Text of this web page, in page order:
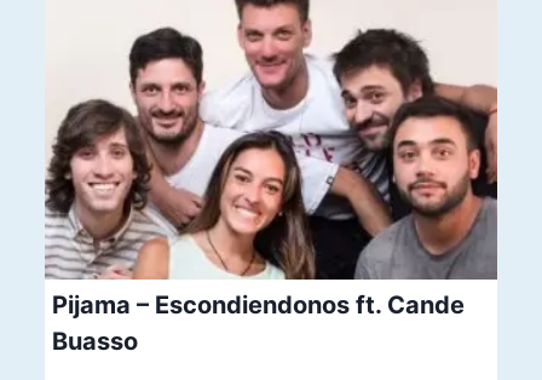
Pijama – Escondiendonos ft. Cande
Buasso